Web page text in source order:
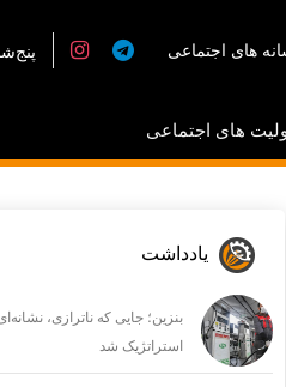
های اجتماعی پنج‌شنبه ۱۵
های اجتماعی
یادداشت
بنزین؛ جایی که ناترازی،
استراتژیک شد